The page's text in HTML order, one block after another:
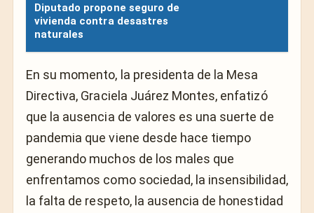
Diputado propone seguro de
vivienda contra desastres
naturales
En su momento, la presidenta de la Mesa
Directiva, Graciela Juárez Montes, enfatizó
que la ausencia de valores es una suerte de
pandemia que viene desde hace tiempo
generando muchos de los males que
enfrentamos como sociedad, la insensibilidad,
la falta de respeto, la ausencia de honestidad